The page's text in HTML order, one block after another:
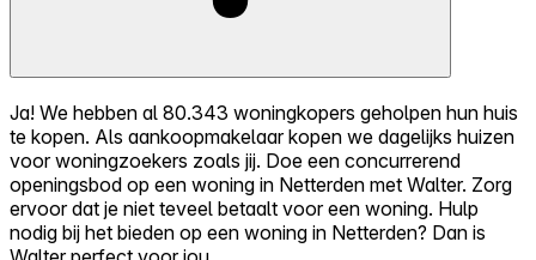
Ja! We hebben al 80.343 woningkopers geholpen hun huis
te kopen. Als aankoopmakelaar kopen we dagelijks huizen
voor woningzoekers zoals jij. Doe een concurrerend
openingsbod op een woning in Netterden met Walter. Zorg
ervoor dat je niet teveel betaalt voor een woning. Hulp
nodig bij het bieden op een woning in Netterden? Dan is